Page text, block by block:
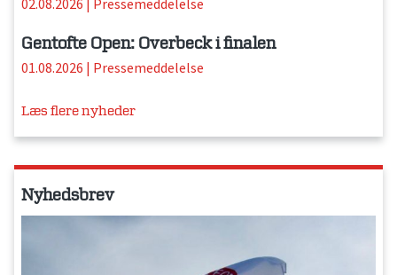
Gentofte Open: Overbeck i finalen
01.08.2026 | Pressemeddelelse
Læs flere nyheder
Nyhedsbrev